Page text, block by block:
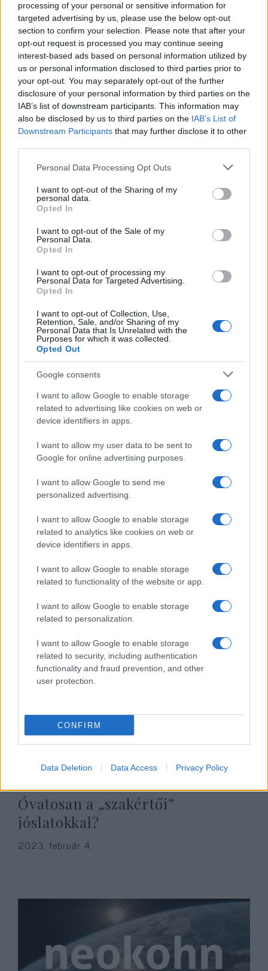
processing of your personal or sensitive information for
targeted advertising by us, please use the below opt-out
section to confirm your selection. Please note that after your
opt-out request is processed you may continue seeing
interest-based ads based on personal information utilized by
us or personal information disclosed to third parties prior to
your opt-out. You may separately opt-out of the further
disclosure of your personal information by third parties on the
IAB’s list of downstream participants. This information may
also be disclosed by us to third parties on the IAB’s List of
Downstream Participants that may further disclose it to other
Please note that this website/app uses one or more Google
not limited to your visit or usage behaviour. You may click to
grant or deny consent to Google and its third-party tags to
use your data for below specified purposes in below Google
consent section.
Personal Data Processing Opt Outs
I want to opt-out of the Sharing of my
personal data.
Opted In
I want to opt-out of the Sale of my
Personal Data.
Opted In
I want to opt-out of processing my
Personal Data for Targeted Advertising.
Opted In
I want to opt-out of Collection, Use,
Retention, Sale, and/or Sharing of my
Personal Data that Is Unrelated with the
Purposes for which it was collected.
Opted Out
Google consents
I want to allow Google to enable storage
related to advertising like cookies on web or
device identifiers in apps.
I want to allow my user data to be sent to
Google for online advertising purposes.
I want to allow Google to send me
personalized advertising.
I want to allow Google to enable storage
related to analytics like cookies on web or
device identifiers in apps.
I want to allow Google to enable storage
related to functionality of the website or app.
I want to allow Google to enable storage
related to personalization.
I want to allow Google to enable storage
related to security, including authentication
functionality and fraud prevention, and other
user protection.
CONFIRM
Data Deletion Data Access Privacy Policy
Segítené-e Amerika Tajvant, ha
Kína megszállná azt?
2023. október 5.
Az amerikai fegyveripar kész
2023. május 3.
Macron újra kiállt az európai
szuverenitás mellett
2023. április 10.
Óvatosan a „szakértői”
jóslatokkal?
2023. február 4.